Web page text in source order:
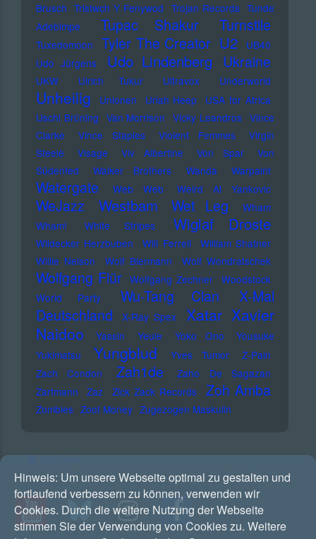
Brusch Tristwch Y Fenywod Trojan Records Tunde
Adebimpe
Tupac Shakur Turnstile
Tuxedomoon Tyler The Creator U2
UB40
Udo Jürgens
Udo Lindenberg Ukraine
UKW Ulrich Tukur Ultravox Underworld
Unheilig Unionen Uriah Heep
USA for Africa
Uschi Brüning Van Morrison Vicky Leandros Vince
Clarke
Vince Staples Violent Femmes
Virgin
Steele
Visage Viv Albertine Von Spar
Von
Südenfed
Walker Brothers Wanda Warpaint
Watergate Web Web Weird Al Yankovic
WeJazz Westbam Wet Leg
Wham
Wham!
White Stripes Wiglaf Droste
Wildecker Herzbuben Will Ferrell
William Shatner
Willie Nelson
Wolf Biermann Wolf Wondratschek
Wolfgang Flür Wolfgang Zechner
Woodstock
World Party
Wu-Tang Clan
X-Mal
Deutschland
X-Ray Spex Xatar Xavier
Naidoo
Yassin Yeule Yoko Ono
Yousuke
Yukimatsu
Yungblud Yves Tumor
Z-Pain
Zach Condon
Zah1de
Zaho De Sagazan
Zartmann
Zaz Zick Zack Records Zoh Amba
Zombies Zoot Money Zugezogen Maskulin
Hinweis: Um unsere Webseite optimal zu gestalten und
fortlaufend verbessern zu können, verwenden wir
Cookies. Durch die weitere Nutzung der Webseite
stimmen Sie der Verwendung von Cookies zu. Weitere